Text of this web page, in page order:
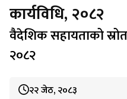
कार्यविधि, २०८२
वैदेशिक सहायताको
२०८२
२२ जेठ, २०८३